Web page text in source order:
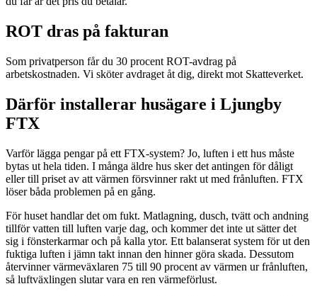
ROT dras på fakturan
Som privatperson får du 30 procent ROT-avdrag på
arbetskostnaden. Vi sköter avdraget åt dig, direkt mot Skatteverket.
Därför installerar husägare i Ljungby
FTX
Varför lägga pengar på ett FTX-system? Jo, luften i ett hus måste
bytas ut hela tiden. I många äldre hus sker det antingen för dåligt
eller till priset av att värmen försvinner rakt ut med frånluften. FTX
löser båda problemen på en gång.
För huset handlar det om fukt. Matlagning, dusch, tvätt och andning
tillför vatten till luften varje dag, och kommer det inte ut sätter det
sig i fönsterkarmar och på kalla ytor. Ett balanserat system för ut den
fuktiga luften i jämn takt innan den hinner göra skada. Dessutom
återvinner värmeväxlaren 75 till 90 procent av värmen ur frånluften,
så luftväxlingen slutar vara en ren värmeförlust.